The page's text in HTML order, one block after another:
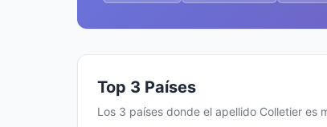
Top 3 Países
Los 3 países donde el apellido Colletier es